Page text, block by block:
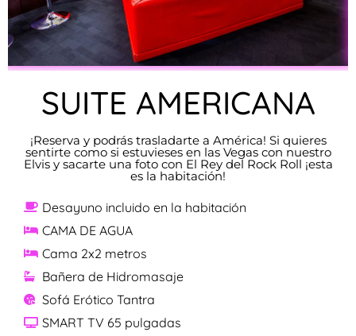
SUITE AMERICANA
¡Reserva y podrás trasladarte a América! Si quieres
sentirte como si estuvieses en las Vegas con nuestro
Elvis y sacarte una foto con El Rey del Rock Roll ¡esta
es la habitación!
Desayuno incluido en la habitación
CAMA DE AGUA
Cama 2x2 metros
Bañera de Hidromasaje
Sofá Erótico Tantra
SMART TV 65 pulgadas